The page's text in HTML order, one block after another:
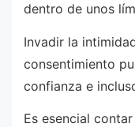
dentro de unos
Invadir la
consentimiento
confianza e
Es esencial